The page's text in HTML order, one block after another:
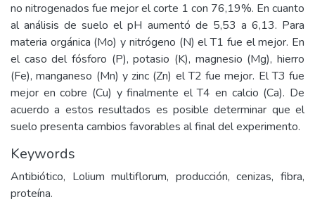
no nitrogenados fue mejor el corte 1 con 76,19%. En cuanto
al análisis de suelo el pH aumentó de 5,53 a 6,13. Para
materia orgánica (Mo) y nitrógeno (N) el T1 fue el mejor. En
el caso del fósforo (P), potasio (K), magnesio (Mg), hierro
(Fe), manganeso (Mn) y zinc (Zn) el T2 fue mejor. El T3 fue
mejor en cobre (Cu) y finalmente el T4 en calcio (Ca). De
acuerdo a estos resultados es posible determinar que el
suelo presenta cambios favorables al final del experimento.
Keywords
Antibiótico, Lolium multiflorum, producción, cenizas, fibra,
proteína.